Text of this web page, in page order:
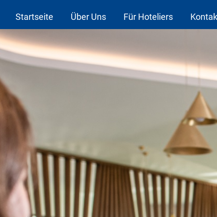
Startseite Über Uns Für Hoteliers